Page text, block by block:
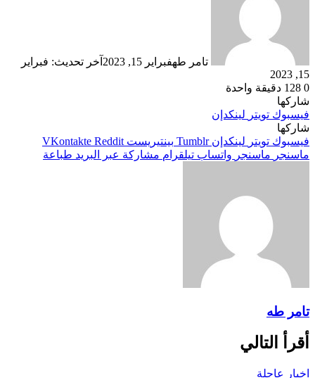
تامر طهفبراير 15, 2023
آخر تحديث: فبراير
15, 2023
0
دقيقة واحدة
شاركها
فيسبوك تويتر لينكدإن
شاركها
فيسبوك تويتر لينكدإن بينتيريست
ماسنجر ماسنجر واتساب تيلقرام مشاركة عبر البريد طباعة
تامر طه
أقرأ التالي
اخبار عاجلة